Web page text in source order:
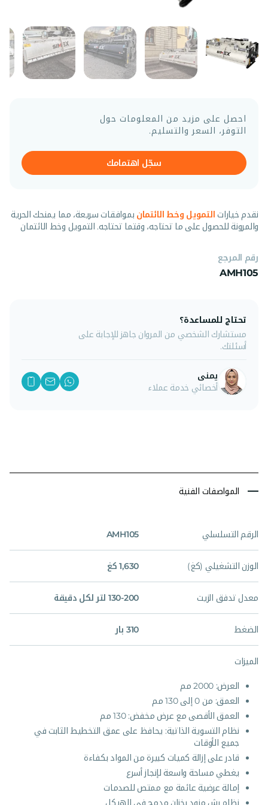
احصل على مزيد من المعلومات حول
التوفر، السعر والتسليم.
سجّل اهتمامك
نقدم خيارات التمويل وخط الائتمان بموافقات سريعة، مما يمنحك الحرية
والمرونة للحصول على ما تحتاجه، وقتما تحتاجه. التمويل وخط الائتمان
رقم المرجع
AMH105
تحتاج للمساعدة؟
مستشارك الشخصي من المروان جاهز للإجابة على
أسئلتك.
يمنى
أخصائي خدمة عملاء
المواصفات الفنية
الرقم التسلسلي AMH105
الوزن التشغيلي (كغ) 1,630 كغ
معدل تدفق الزيت 130-200 لتر لكل دقيقة
الضغط 310 بار
الميزات
العرض: 2000 مم
العمق: من 0 إلى 130 مم
العمق الأقصى مع عرض مخفض: 130 مم
نظام التسوية الذاتية: يحافظ على عمق التخطيط الثابت في
جميع الأوقات
قادر على إزالة كميات كبيرة من المواد بكفاءة
يغطي مساحة واسعة لإنجاز أسرع
إمالة عرضية عائمة مع ممتص للصدمات
نظام رش مزود بخزان مدمج في الهيكل